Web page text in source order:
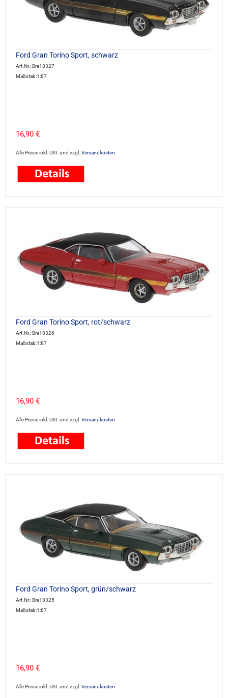
Ford Gran Torino Sport, schwarz
Art.Nr.: Bre18327
Maßstab:1:87
16,90 €
Alle Preise inkl. USt. und zzgl. Versandkosten
Ford Gran Torino Sport, rot/schwarz
Art.Nr.: Bre18326
Maßstab:1:87
16,90 €
Alle Preise inkl. USt. und zzgl. Versandkosten
Ford Gran Torino Sport, grün/schwarz
Art.Nr.: Bre18325
Maßstab:1:87
16,90 €
Alle Preise inkl. USt. und zzgl. Versandkosten